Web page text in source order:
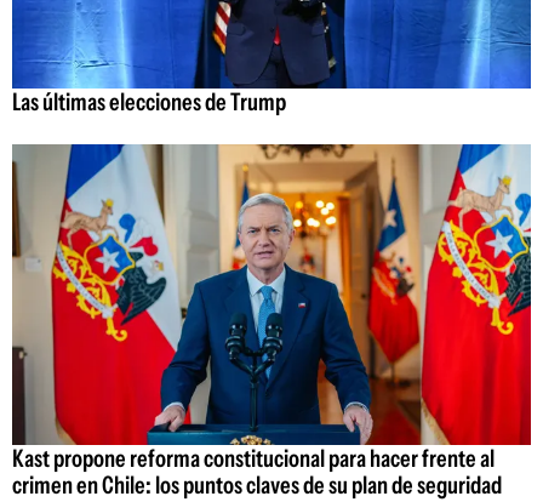
Las últimas elecciones de Trump
Kast propone reforma constitucional para hacer frente al
crimen en Chile: los puntos claves de su plan de seguridad